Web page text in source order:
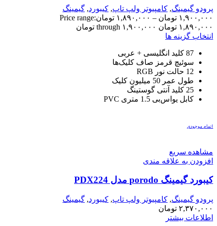
پرودو گیمینگ, کامپیوتر ولپ تاپ, کیبورد, گیمینگ
۱,۹۰۰,۰۰۰ تومان – ۱,۸۹۰,۰۰۰ تومانPrice range:
۱,۸۹۰,۰۰۰ تومان through ۱,۹۰۰,۰۰۰ تومان
انتخاب گزینه ها
87 کلید انگلیسی + عربی
سوئیچ قرمز صاف کلیک‌ها
12 حالت نور RGB
طول عمر 50 میلیون کلیک
25 کلید آنتی گوستینگ
کابل یو‌اس‌بی 1.5 متری PVC
اتمام موجودی
مشاهده سریع
افزودن به علاقه مندی
کیبورد گیمینگ porodo مدل PDX224
پرودو گیمینگ, کامپیوتر ولپ تاپ, کیبورد, گیمینگ
۲,۳۷۰,۰۰۰ تومان
اطلاعات بیشتر